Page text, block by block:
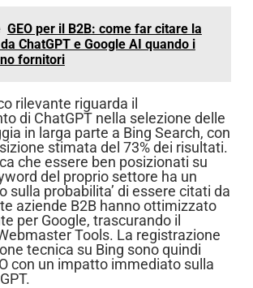
GEO per il B2B: come far citare la
ChatGPT e Google AI quando i
fornitori
rilevante riguarda il
di ChatGPT nella selezione delle
in larga parte a Bing Search, con
stimata del 73% dei risultati.
che essere ben posizionati su
del proprio settore ha un
sulla probabilita’ di essere citati da
aziende B2B hanno ottimizzato
per Google, trascurando il
Tools. La registrazione
tecnica su Bing sono quindi
con un impatto immediato sulla